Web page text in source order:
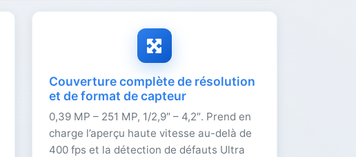
Couverture complète de résolution
et de format de capteur
0,39 MP – 251 MP, 1/2,9″ – 4,2″. Prend en
charge l’aperçu haute vitesse au-delà de
400 fps et la détection de défauts Ultra